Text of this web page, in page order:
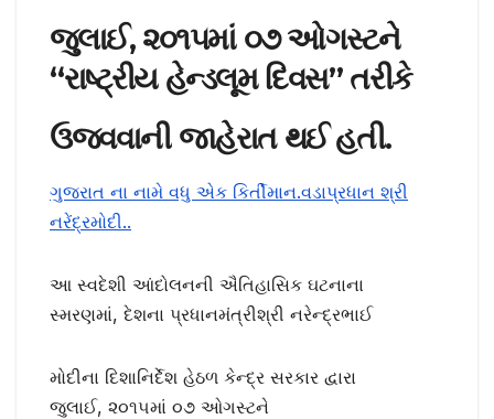
જુલાઈ, ૨૦૧૫માં ૦૭ ઓગસ્ટને
“રાષ્ટ્રીય હેન્ડલૂમ દિવસ” તરીકે
ઉજવવાની જાહેરાત થઈ હતી.
ગુજરાત ના નામે વધુ એક કિર્તીમાન.વડાપ્રધાન શ્રી
નરેંદ્રમોદી..
આ સ્વદેશી આંદોલનની ઐતિહાસિક ઘટનાના
સ્મરણમાં, દેશના પ્રધાનમંત્રીશ્રી નરેન્દ્રભાઈ
મોદીના દિશાનિર્દેશ હેઠળ કેન્દ્ર સરકાર દ્વારા
જુલાઈ, ૨૦૧૫માં ૦૭ ઓગસ્ટને